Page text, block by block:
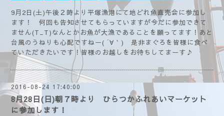
9月2日(土)午後２時より平塚漁港にて地どれ魚直売会に参加し
ます！ 何回も告知させてもらっていますが今だに参加できて
ません(T_T)なんとかお魚が大漁であることを願ってます！あと
台風のうねりも心配ですねー( ´∀｀) 是非まぐろを皆様に食べ
ていただきたいです！皆様のお越しをお待ちしてまーす♪
2016-08-24 17:40:00
8月28日(日)朝７時より ひらつかふれあいマーケット
に参加します！